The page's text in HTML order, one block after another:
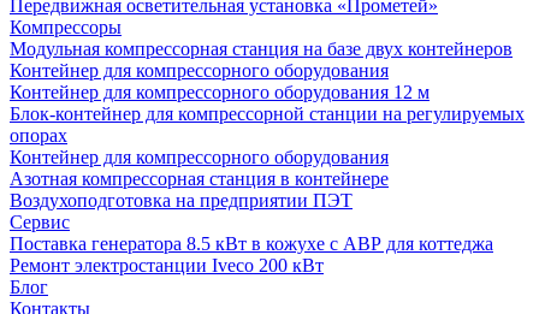
Передвижная осветительная установка «Прометей»
Компрессоры
Модульная компрессорная станция на базе двух контейнеров
Контейнер для компрессорного оборудования
Контейнер для компрессорного оборудования 12 м
Блок-контейнер для компрессорной станции на регулируемых
опорах
Контейнер для компрессорного оборудования
Азотная компрессорная станция в контейнере
Воздухоподготовка на предприятии ПЭТ
Сервис
Поставка генератора 8.5 кВт в кожухе с АВР для коттеджа
Ремонт электростанции Iveco 200 кВт
Блог
Контакты